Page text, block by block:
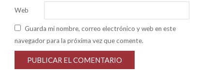
Web
Guarda mi nombre, correo electrónico y web en este
navegador para la próxima vez que comente.